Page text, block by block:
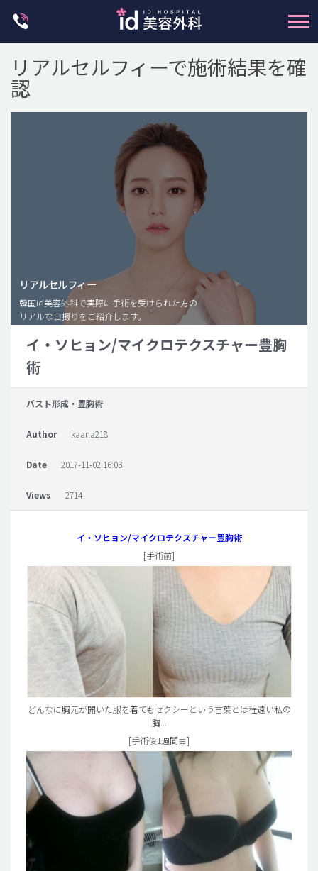
豊胸手術・バストアップ
プチ整形
脂肪吸引 (大容量)
メンズ整形
idリアルストーリー
病院紹介
安全整形
ご相談のお問い合わせ
リアルセルフィーで施術結果を確
認
リアルセルフィー
韓国id美容外科で実際に手術を受けられた方の
リアルな自撮りをご紹介します。
イ・ソヒョン/マイクロテクスチャー豊胸
術
バスト形成・豊胸術
Author kaana218
Date 2017-11-02 16:03
Views 2714
イ・ソヒョン/マイクロテクスチャー豊胸術
[手術前]
どんなに胸元が開いた服を着てもセクシーという言葉とは程遠い私の
胸...
[手術後1週間目]